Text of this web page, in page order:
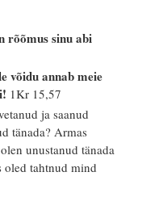
rõõmus sinu abi
võidu annab meie
1Kr 15,57
ja saanud
tänada? Armas
unustanud tänada
oled tahtnud mind